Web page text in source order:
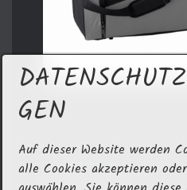
GEN
Auf dieser Website werden
alle Cookies akzeptieren